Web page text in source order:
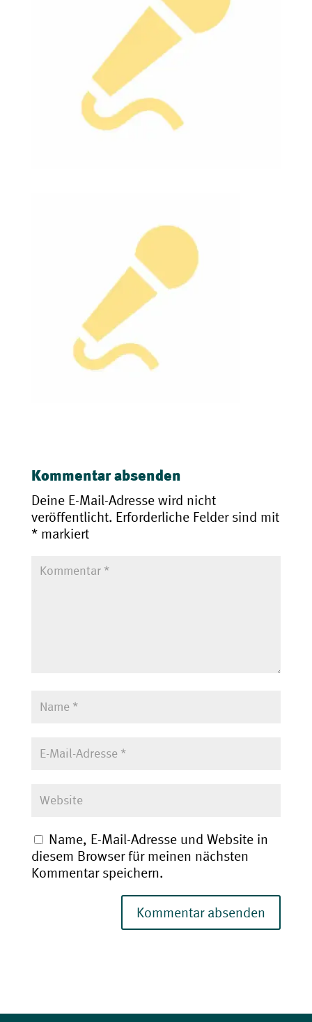
Kommentar absenden
Deine E-Mail-Adresse wird nicht
veröffentlicht. Erforderliche Felder sind mit
*markiert
Name, E-Mail-Adresse und Website in
diesem Browser für meinen nächsten
Kommentar speichern.